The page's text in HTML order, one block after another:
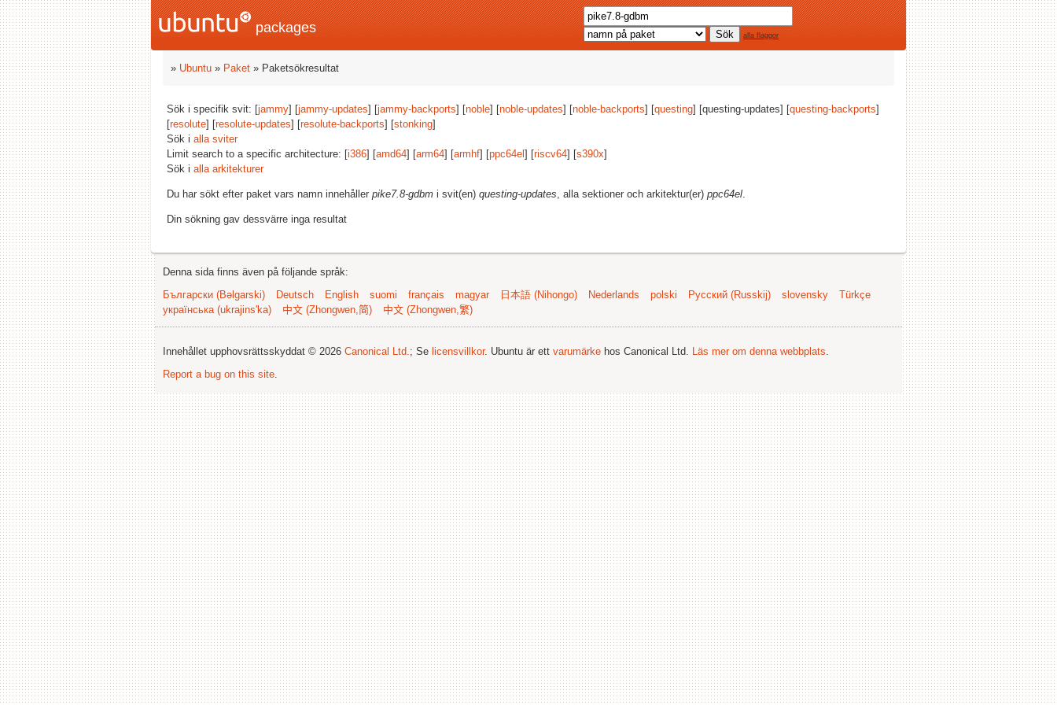
packages alla flaggor
» Ubuntu » Paket » Paketsökresultat
Sök i specifik svit: [jammy] [jammy-updates] [jammy-backports] [noble] [noble-updates] [noble-backports] [questing] [questing-updates] [questing-backports]
[resolute] [resolute-updates] [resolute-backports] [stonking]
Sök i alla sviter
Limit search to a specific architecture: [i386] [amd64] [arm64] [armhf] [ppc64el ] [riscv64] [s390x]
Sök i alla arkitekturer
Du har sökt efter paket vars namn innehåller pike7.8-gdbm i svit(en) questing-updates, alla sektioner och arkitektur(er) ppc64el.
Din sökning gav dessvärre inga resultat
Denna sida finns även på följande språk:
Български (Bəlgarski)
Deutsch English suomi français magyar 日本語 (Nihongo) Nederlands polski Русский (Russkij) slovensky
Türkçe
українська (ukrajins'ka)
中文 (Zhongwen,简) 中文 (Zhongwen,繁)
Innehållet upphovsrättsskyddat © 2026 Canonical Ltd.; Se licensvillkor. Ubuntu är ett varumärke hos Canonical Ltd. Läs mer om denna webbplats.
Report a bug on this site.